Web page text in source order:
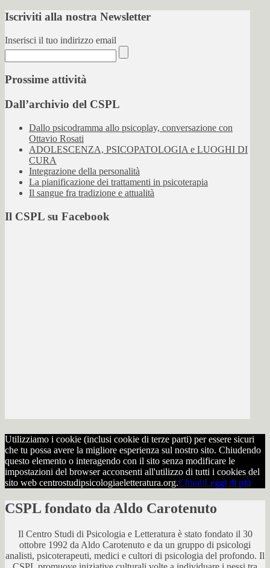
Iscriviti alla nostra Newsletter
Inserisci il tuo indirizzo email
Prossime attività
Dall’archivio del CSPL
Dallo psicodramma allo psicoplay, conversazione con
Ottavio Rosati
ADOLESCENZA, PSICOPATOLOGIA e LUOGHI DI
CURA
Integrazione della personalità
La pianificazione dei trattamenti in psicoterapia
Il sangue fra tradizione e attualità
Il CSPL su Facebook
Utilizziamo i cookie (inclusi cookie di terze parti) per essere sicuri
che tu possa avere la migliore esperienza sul nostro sito. Chiudendo
questo elemento o interagendo con il sito senza modificare le
impostazioni del browser acconsenti all'utilizzo di tutti i cookies del
sito web centrostudipsicologiaeletteratura.org.ChiudiLeggi di più
CSPL fondato da Aldo Carotenuto
Il Centro Studi di Psicologia e Letteratura è stato fondato il 30
ottobre 1992 da Aldo Carotenuto e da un gruppo di psicologi
analisti, psicoterapeuti, medici e cultori di psicologia del profondo. Il